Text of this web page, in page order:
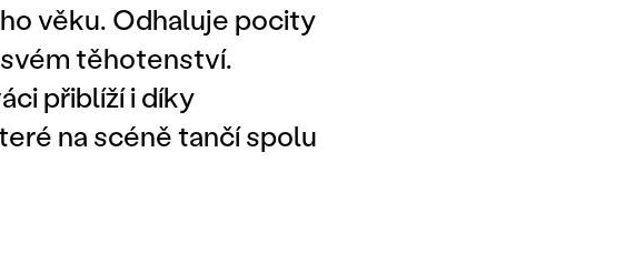
věku. Odhaluje pocity
těhotenství.
přiblíží i díky
na scéně tančí spolu